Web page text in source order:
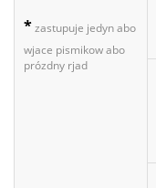
*zastupuje jedyn abo
wjace pismikow abo
prózdny rjad